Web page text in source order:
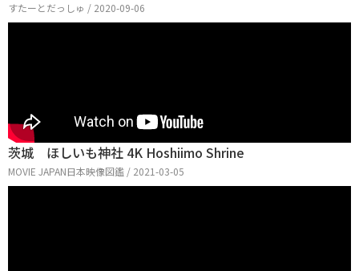
すたーとだっしゅ / 2020-09-06
茨城 ほしいも神社 4K Hoshiimo Shrine
MOVIE JAPAN日本映像図鑑 / 2021-03-05